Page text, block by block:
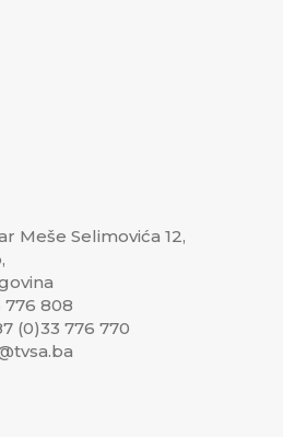
Meše Selimovića 12,
776 808
(0)33 776 770